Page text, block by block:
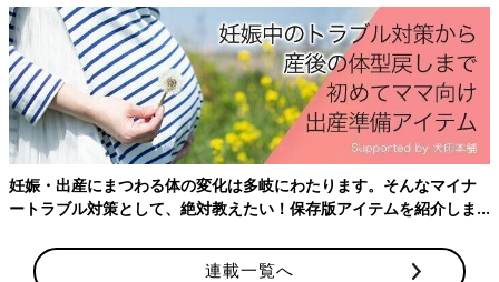
妊娠・出産にまつわる体の変化は多岐にわたります。そんなマイナ
ートラブル対策として、絶対教えたい！保存版アイテムを紹介しま
連載一覧へ